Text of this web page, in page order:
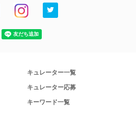
キュレーター一覧
キュレーター応募
キーワード一覧